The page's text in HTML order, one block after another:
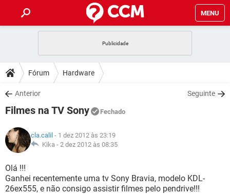
MENU
CELULAR
OUTLOOK
INSTAGRAM GMAIL
GUIA DE COMPRAS
DICAS
JOGOS
INSTAGRAM
GUIA DE COMPRAS
DOWNLOADS
JOGOS WHATSAPP
CELULAR
OUTLOOK
INSTAGRAM
GUIA DE COMPRAS
JOGOS
CELULAR
OUTLOOK
INSTAGRAM GMAIL
GLOSSÁRIO
JOGOS
CELULAR FACEBOOK
Fórum Hardware
Anterior Seguinte
Filmes na TV Sony Fechado
cla.calil - 1 dez 2012 às 23:19
Kika - 2 dez 2012 às 08:35
Olá !!!
Ganhei recentemente uma tv Sony Bravia, modelo KDL-
26ex555, e não consigo assistir filmes pelo pendrive!!!